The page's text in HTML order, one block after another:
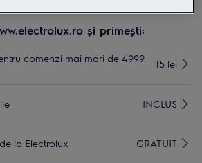
și primești:
comenzi mai mari de 4999
15 lei
INCLUS
la Electrolux GRATUIT